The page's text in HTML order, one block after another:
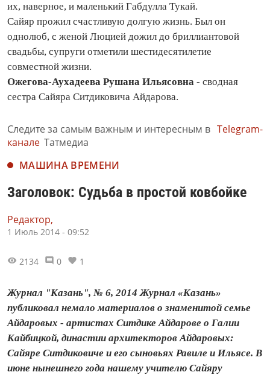
их, наверное, и маленький Габдулла Тукай.
Сайяр прожил счастливую долгую жизнь. Был он
однолюб, с женой Люцией дожил до бриллиантовой
свадьбы, супруги отметили шестидесятилетие
совместной жизни.
Ожегова-Аухадеева Рушана Ильясовна - сводная
сестра Сайяра Ситдиковича Айдарова.
Следите за самым важным и интересным в Telegram-
канале Татмедиа
МАШИНА ВРЕМЕНИ
Заголовок: Судьба в простой ковбойке
Редактор,
1 Июль 2014 - 09:52
2134 0 1
Журнал "Казань", № 6, 2014 Журнал «Казань»
публиковал немало материалов о знаменитой семье
Айдаровых - артистах Ситдике Айдарове о Галии
Кайбицкой, династии архитекторов Айдаровых:
Сайяре Ситдиковиче и его сыновьях Равиле и Ильясе. В
июне нынешнего года нашему учителю Сайяру